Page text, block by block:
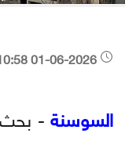
السوسنة-